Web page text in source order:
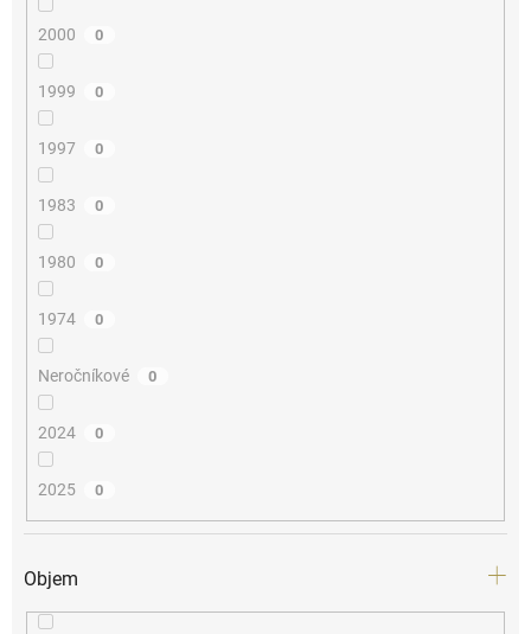
2000 0
1999 0
1997 0
1983 0
1980 0
1974 0
Neročníkové 0
2024 0
2025 0
Objem